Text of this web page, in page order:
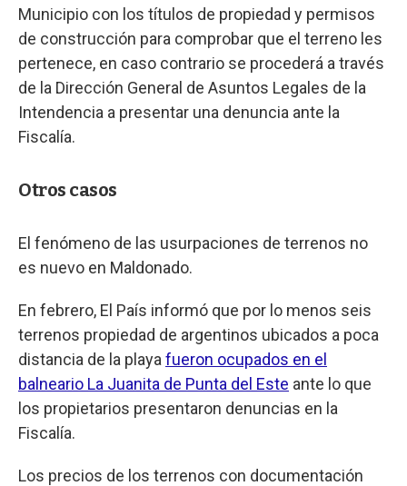
Municipio con los títulos de propiedad y permisos
de construcción para comprobar que el terreno les
pertenece, en caso contrario se procederá a través
de la Dirección General de Asuntos Legales de la
Intendencia a presentar una denuncia ante la
Fiscalía.
Otros casos
El fenómeno de las usurpaciones de terrenos no
es nuevo en Maldonado.
En febrero, El País informó que por lo menos seis
terrenos propiedad de argentinos ubicados a poca
distancia de la playa fueron ocupados en el
balneario La Juanita de Punta del Este ante lo que
los propietarios presentaron denuncias en la
Fiscalía.
Los precios de los terrenos con documentación